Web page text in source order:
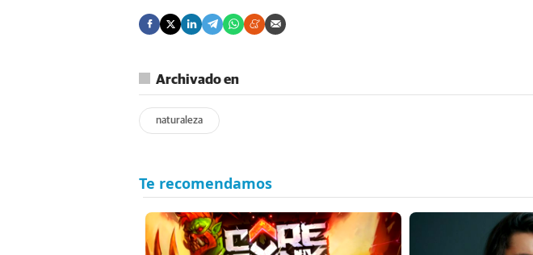
Archivado en
naturaleza